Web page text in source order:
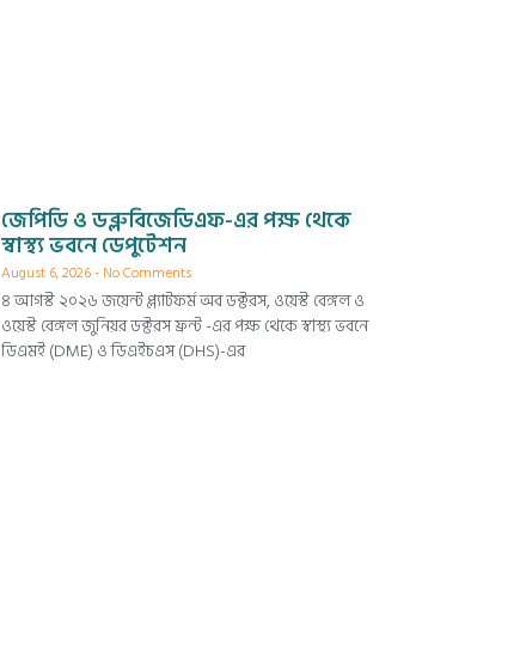
জেপিডি ও ডব্লুবিজেডিএফ-এর পক্ষ থেকে
স্বাস্থ্য ভবনে ডেপুটেশন
August 6, 2026 No Comments
৪ আগস্ট ২০২৬ জয়েন্ট প্ল্যাটফর্ম অব ডক্টরস, ওয়েস্ট বেঙ্গল ও
ওয়েস্ট বেঙ্গল জুনিয়র ডক্টরস ফ্রন্ট -এর পক্ষ থেকে স্বাস্থ্য ভবনে
ডিএমই (DME) ও ডিএইচএস (DHS)-এর